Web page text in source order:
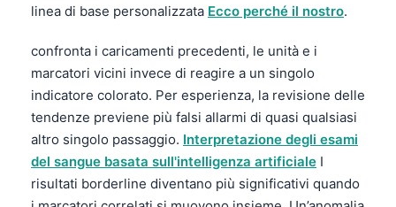
linea di base personalizzata Ecco perché il nostro.
confronta i caricamenti precedenti, le unità e i
marcatori vicini invece di reagire a un singolo
indicatore colorato. Per esperienza, la revisione delle
tendenze previene più falsi allarmi di quasi qualsiasi
altro singolo passaggio. Interpretazione degli esami
del sangue basata sull'intelligenza artificiale I
risultati borderline diventano più significativi quando
ಕನ್ನಡ
മലയാളം
Bahasa Melayu
Tiếng Việt
Tagalog
ဗမာစာ